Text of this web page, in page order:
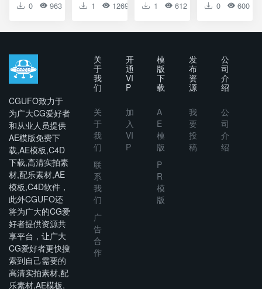
Fashion
Intro
0 963 0 0
版Summer
1 1269 0 0
版Minimal
1 612 0 0
Education
0 600
CGUFO致力于
为广大CG爱好者
和从业人员提供
AE模版免费下
载,AE模板,C4D
下载,高清实拍素
材,配乐素材,AE
模板,C4D软件，
此外CGUFO还
将为广大的CG爱
好者提供资源共
享平台，让广大
CG爱好者更快搜
索到自己需要的
高清实拍素材,配
乐素材,AE模板,
关
于
我
们
关
于
我
们
联
系
我
们
广
告
合
作
开
通
VI
P
加
入
VI
P
模
版
下
载
A
E
模
版
P
R
模
版
发
布
资
源
我
要
投
稿
公
司
介
绍
公
司
介
绍